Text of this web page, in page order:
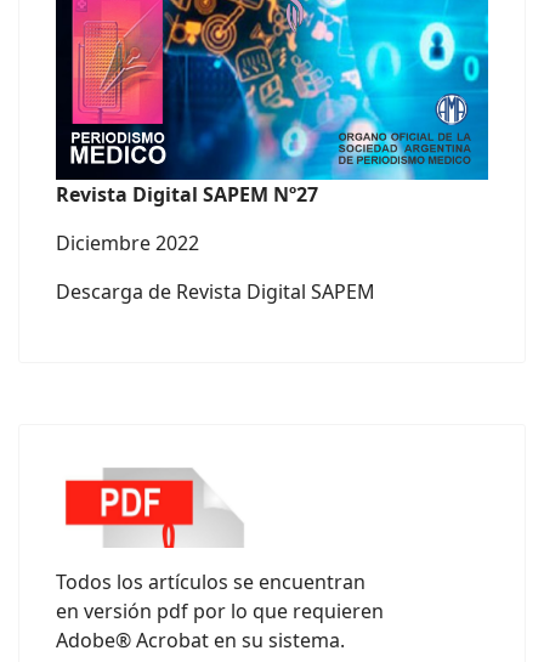
Revista Digital SAPEM Nº27
Diciembre 2022
Descarga de Revista Digital SAPEM
Todos los artículos se encuentran
en versión pdf por lo que requieren
Adobe® Acrobat en su sistema.